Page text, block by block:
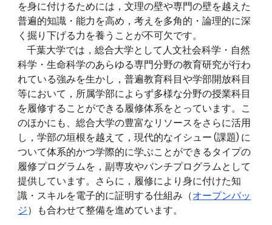
を身に付けるためには，文理の壁や専門の壁を越えた
普遍的知識・能力を高め，考えを多角的・論理的に深
く掘り下げる力を養うことが不可欠です。
千葉大学では，総合大学として人文社会科学・自然
科学・生命科学のあらゆる専門分野の教育研究が行わ
れている強みを生かし，普遍教育科目や学部開放科目
等において，所属学部によらず多様な分野の授業科目
を履修することができる履修体系をとっています。こ
のほかにも、総合大学の豊富なリソースをさらに活用
し，学部の垣根を越えて，現代的なイシュー (課題) に
ついて体系的かつ学際的に学ぶことができるタイプの
履修プログラムを，副専攻やバンチプログラムとして
提供しています。さらに，履修により身に付けた知
識・スキルを電子的に証明する仕組み（オープンバッ
ジ）も合わせて整備を進めています。